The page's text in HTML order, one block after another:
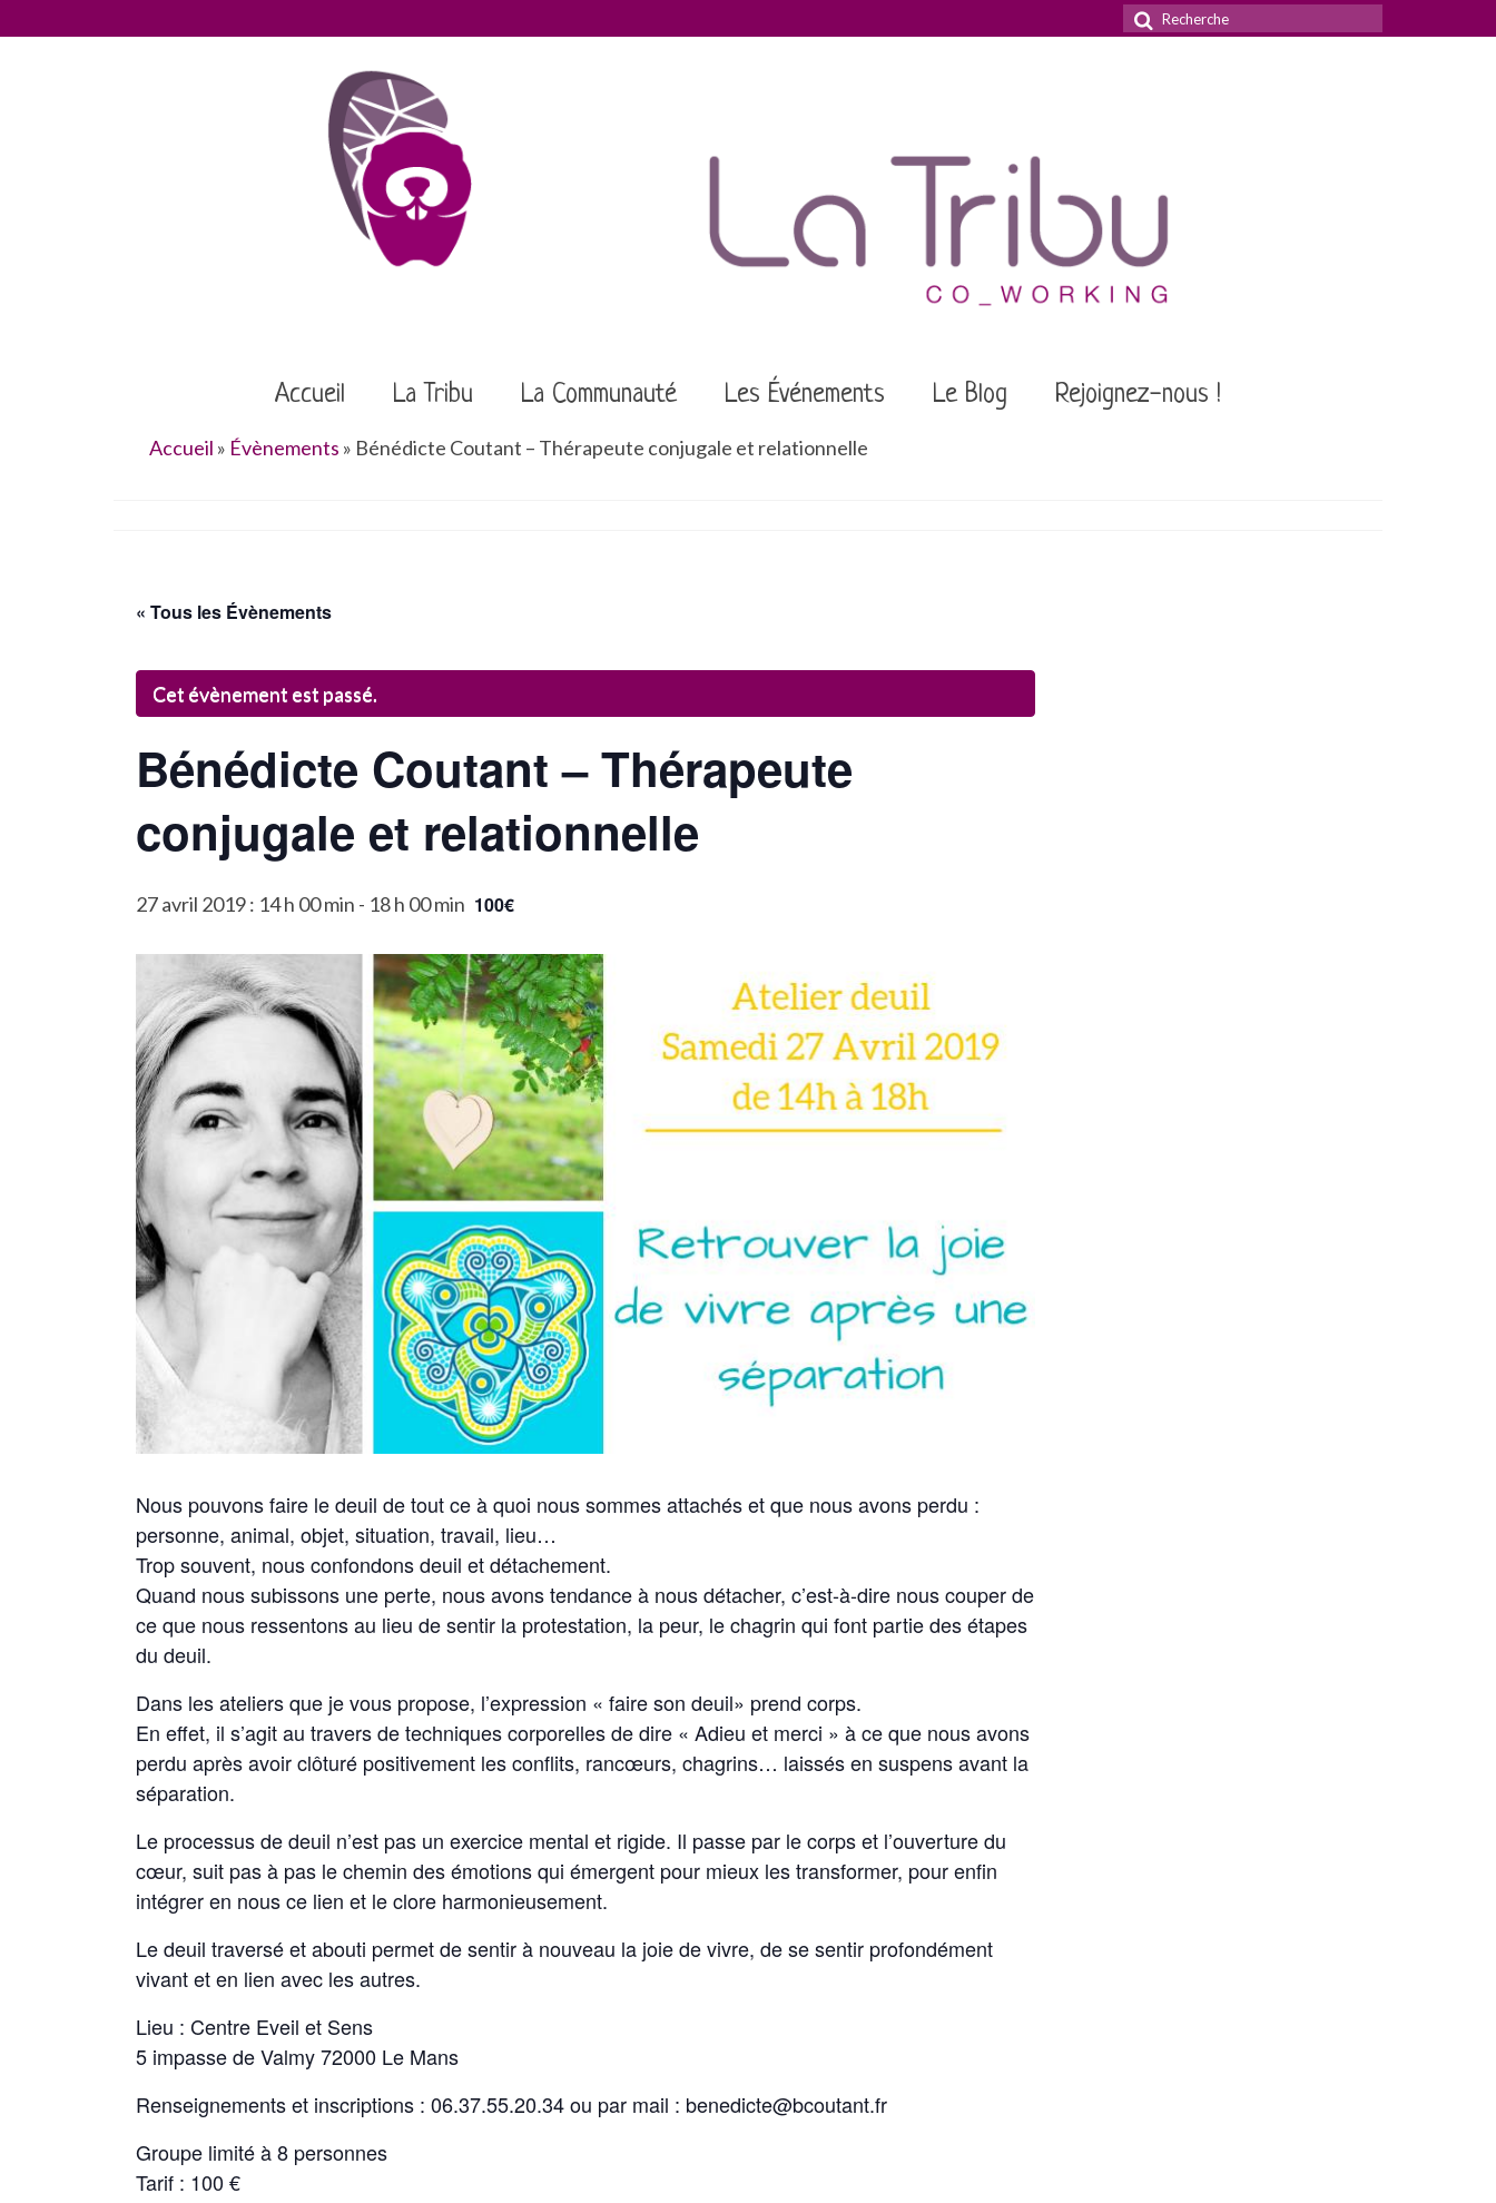
Rechercher
:
Accueil La Tribu La Communauté Les Événements Le Blog Rejoignez-nous !
Accueil » Évènements » Bénédicte Coutant – Thérapeute conjugale et relationnelle
« Tous les Évènements
Cet évènement est passé.
Bénédicte Coutant – Thérapeute
conjugale et relationnelle
27 avril 2019 : 14 h 00 min - 18 h 00 min 100€
Nous pouvons faire le deuil de tout ce à quoi nous sommes attachés et que nous avons perdu :
personne, animal, objet, situation, travail, lieu…
Trop souvent, nous confondons deuil et détachement.
Quand nous subissons une perte, nous avons tendance à nous détacher, c’est-à-dire nous couper de
ce que nous ressentons au lieu de sentir la protestation, la peur, le chagrin qui font partie des étapes
du deuil.
Dans les ateliers que je vous propose, l’expression « faire son deuil» prend corps.
En effet, il s’agit au travers de techniques corporelles de dire « Adieu et merci » à ce que nous avons
perdu après avoir clôturé positivement les conflits, rancœurs, chagrins… laissés en suspens avant la
séparation.
Le processus de deuil n’est pas un exercice mental et rigide. Il passe par le corps et l’ouverture du
cœur, suit pas à pas le chemin des émotions qui émergent pour mieux les transformer, pour enfin
intégrer en nous ce lien et le clore harmonieusement.
Le deuil traversé et abouti permet de sentir à nouveau la joie de vivre, de se sentir profondément
vivant et en lien avec les autres.
Lieu : Centre Eveil et Sens
5 impasse de Valmy 72000 Le Mans
Renseignements et inscriptions : 06.37.55.20.34 ou par mail : benedicte@bcoutant.fr
Groupe limité à 8 personnes
Tarif : 100 €